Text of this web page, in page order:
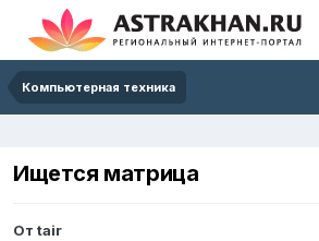
Компьютерная техника
Ищется матрица
От tair